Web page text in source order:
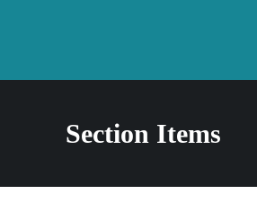
Section Items